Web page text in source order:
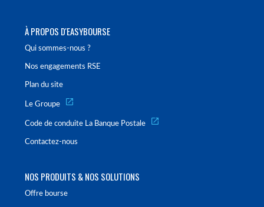
À PROPOS D'EASYBOURSE
Qui sommes-nous ?
Nos engagements RSE
Plan du site
Le Groupe
Code de conduite La Banque Postale
Contactez-nous
NOS PRODUITS & NOS SOLUTIONS
Offre bourse